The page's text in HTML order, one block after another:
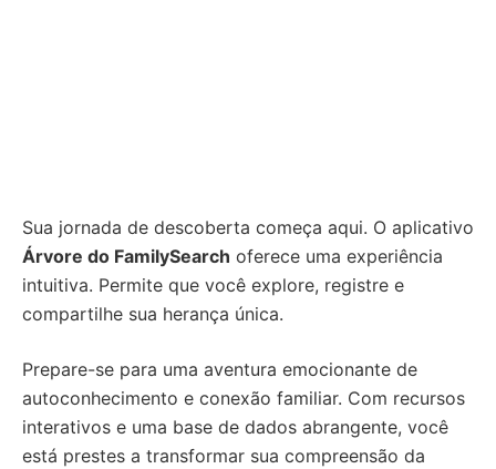
Sua jornada de descoberta começa aqui. O aplicativo
Árvore do FamilySearch oferece uma experiência
intuitiva. Permite que você explore, registre e
compartilhe sua herança única.
Prepare-se para uma aventura emocionante de
autoconhecimento e conexão familiar. Com recursos
interativos e uma base de dados abrangente, você
está prestes a transformar sua compreensão da